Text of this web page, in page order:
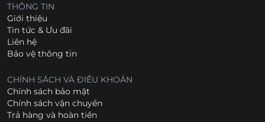
THÔNG TIN
Giới thiệu
Tin tức & Ưu đãi
Liên hệ
Bảo vệ thông tin
CHÍNH SÁCH VÀ ĐIỀU KHOẢN
Chính sách bảo mật
Chính sách vận chuyển
Trả hàng và hoàn tiền